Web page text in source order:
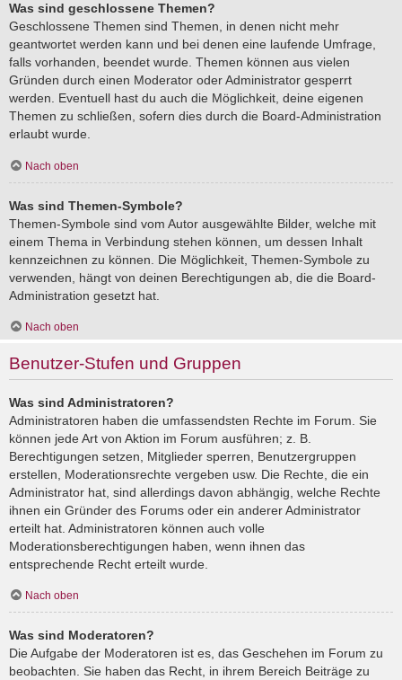
Was sind geschlossene Themen?
Geschlossene Themen sind Themen, in denen nicht mehr
geantwortet werden kann und bei denen eine laufende Umfrage,
falls vorhanden, beendet wurde. Themen können aus vielen
Gründen durch einen Moderator oder Administrator gesperrt
werden. Eventuell hast du auch die Möglichkeit, deine eigenen
Themen zu schließen, sofern dies durch die Board-Administration
erlaubt wurde.
Nach oben
Was sind Themen-Symbole?
Themen-Symbole sind vom Autor ausgewählte Bilder, welche mit
einem Thema in Verbindung stehen können, um dessen Inhalt
kennzeichnen zu können. Die Möglichkeit, Themen-Symbole zu
verwenden, hängt von deinen Berechtigungen ab, die die Board-
Administration gesetzt hat.
Nach oben
Benutzer-Stufen und Gruppen
Was sind Administratoren?
Administratoren haben die umfassendsten Rechte im Forum. Sie
können jede Art von Aktion im Forum ausführen; z. B.
Berechtigungen setzen, Mitglieder sperren, Benutzergruppen
erstellen, Moderationsrechte vergeben usw. Die Rechte, die ein
Administrator hat, sind allerdings davon abhängig, welche Rechte
ihnen ein Gründer des Forums oder ein anderer Administrator
erteilt hat. Administratoren können auch volle
Moderationsberechtigungen haben, wenn ihnen das
entsprechende Recht erteilt wurde.
Nach oben
Was sind Moderatoren?
Die Aufgabe der Moderatoren ist es, das Geschehen im Forum zu
beobachten. Sie haben das Recht, in ihrem Bereich Beiträge zu